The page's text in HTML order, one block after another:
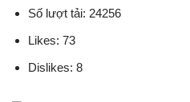
Số lượt tải: 24256
Likes: 73
Dislikes: 8